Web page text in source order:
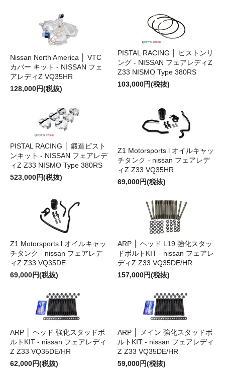
Nissan North America │ VTC
カバー キット - NISSAN フェ
アレディZ VQ35HR
128,000円(税抜)
PISTAL RACING │ ピストンリ
ング - NISSAN フェアレディZ
Z33 NISMO Type 380RS
103,000円(税抜)
PISTAL RACING │ 鍛造ピスト
ンキット - NISSAN フェアレデ
ィZ Z33 NISMO Type 380RS
523,000円(税抜)
Z1 Motorsports l オイルキャッ
チタンク - nissan フェアレデ
ィZ Z33 VQ35HR
69,000円(税抜)
Z1 Motorsports l オイルキャッ
チタンク - nissan フェアレデ
ィZ Z33 VQ35DE
69,000円(税抜)
ARP │ ヘッド L19 強化スタッ
ドボルトKIT - nissan フェアレ
ディZ Z33 VQ35DE/HR
157,000円(税抜)
ARP │ ヘッド 強化スタッドボ
ルトKIT - nissan フェアレディ
Z Z33 VQ35DE/HR
62,000円(税抜)
ARP │ メイン 強化スタッドボ
ルトKIT - nissan フェアレディ
Z Z33 VQ35DE/HR
59,000円(税抜)